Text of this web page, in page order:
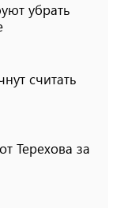
убрать
считать
Терехова за